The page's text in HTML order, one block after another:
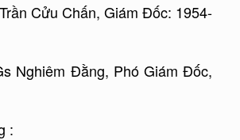
Chấn, Giám Đốc: 1954-
Đằng, Phó Giám Đốc,
: